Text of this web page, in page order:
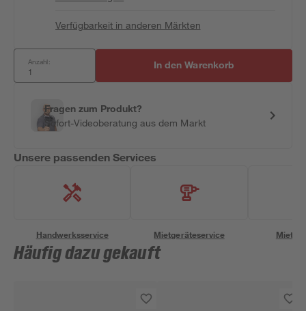
Verfügbarkeit in anderen Märkten
Anzahl: In den Warenkorb
Fragen zum Produkt?
Sofort-Videoberatung aus dem Markt
Unsere passenden Services
Handwerksservice Mietgeräteservice
Häufig dazu gekauft